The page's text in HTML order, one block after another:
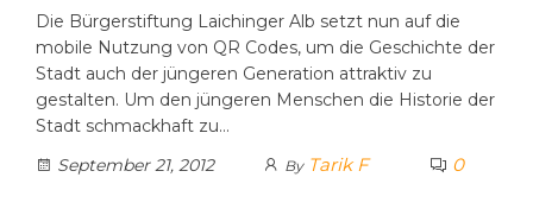
Die Bürgerstiftung Laichinger Alb setzt nun auf die
mobile Nutzung von QR Codes, um die Geschichte der
Stadt auch der jüngeren Generation attraktiv zu
gestalten. Um den jüngeren Menschen die Historie der
Stadt schmackhaft zu…
September 21, 2012
By Tarik F 0